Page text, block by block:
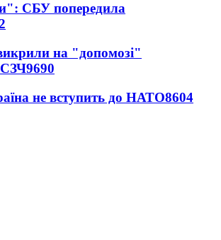
СБУ попередила
на "допомозі"
СЗЧ9690
не вступить до НАТО8604